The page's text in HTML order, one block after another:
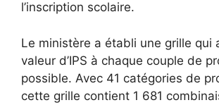
l’inscription scolaire.
Le ministère a établi une grille qui
valeur d’IPS à chaque couple de
possible. Avec 41 catégories de
cette grille contient 1 681